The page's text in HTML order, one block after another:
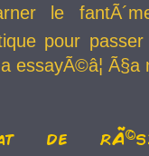
le
pour
essayÃ©â¦
de